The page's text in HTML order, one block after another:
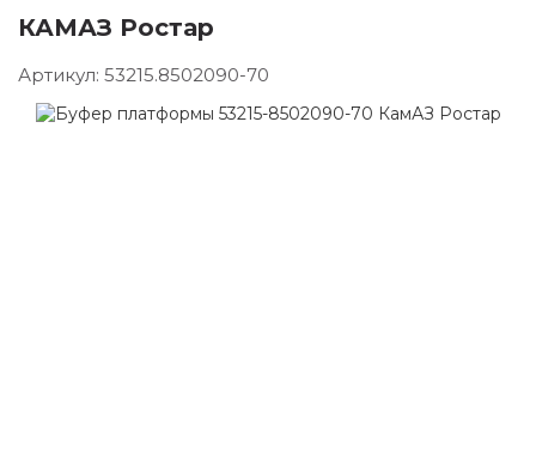
КАМАЗ Ростар
Артикул: 53215.8502090-70